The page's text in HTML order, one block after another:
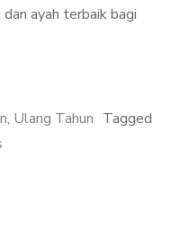
ayah terbaik bagi
, Ulang Tahun Tagged